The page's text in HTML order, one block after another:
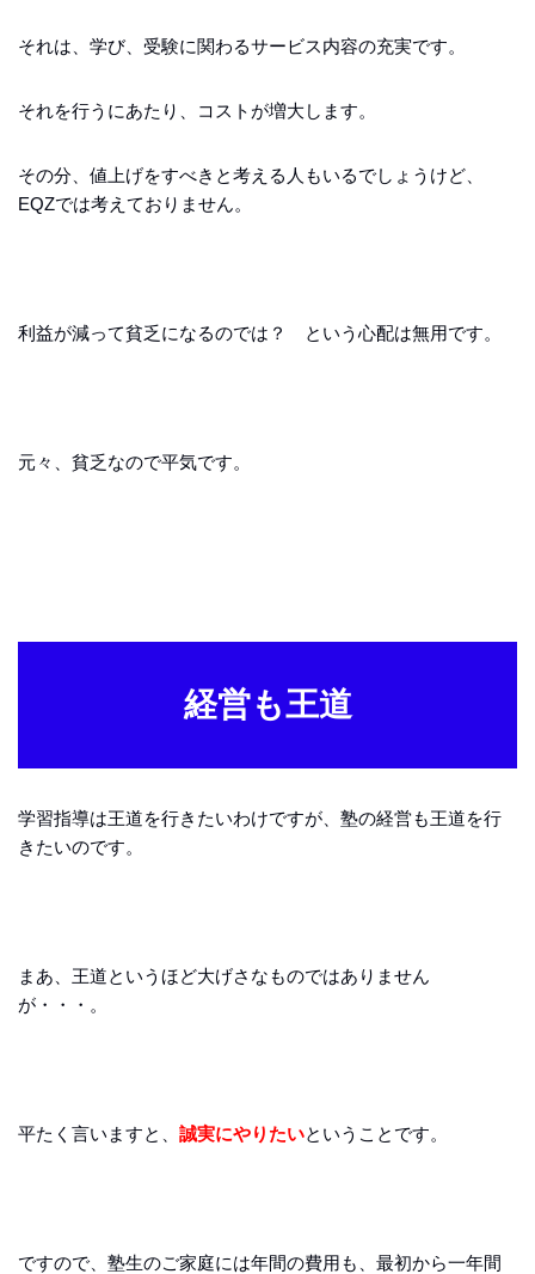
それは、学び、受験に関わるサービス内容の充実です。
それを行うにあたり、コストが増大します。
その分、値上げをすべきと考える人もいるでしょうけど、
EQZでは考えておりません。
利益が減って貧乏になるのでは？ という心配は無用です。
元々、貧乏なので平気です。
経営も王道
学習指導は王道を行きたいわけですが、塾の経営も王道を行
きたいのです。
まあ、王道というほど大げさなものではありません
が・・・。
平たく言いますと、 誠実にやりたいということです。
ですので、塾生のご家庭には年間の費用も、最初から一年間